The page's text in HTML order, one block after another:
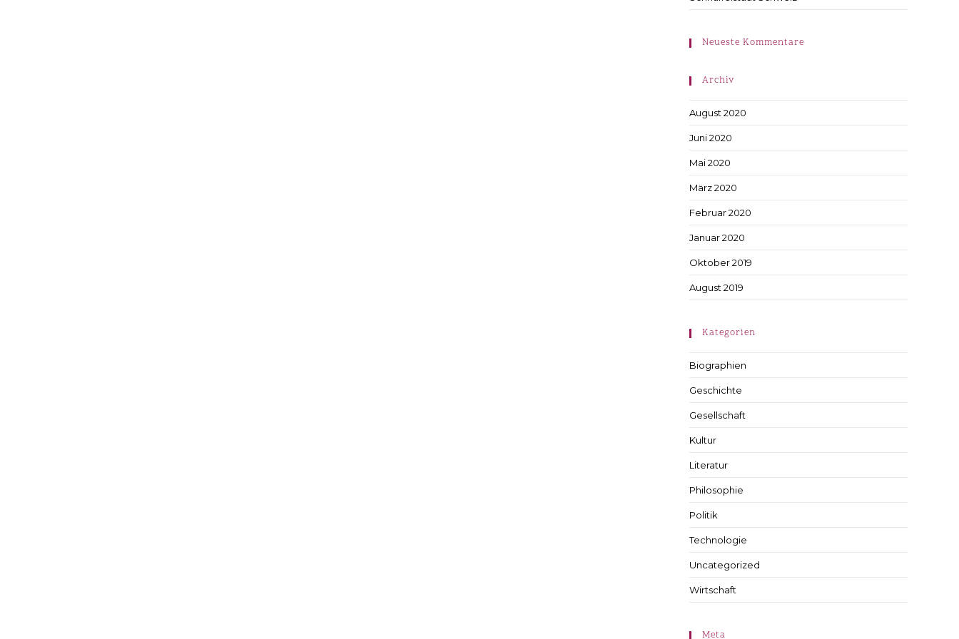
Neueste Kommentare
Archiv
August 2020
Juni 2020
Mai 2020
März 2020
Februar 2020
Januar 2020
Oktober 2019
August 2019
Kategorien
Biographien
Geschichte
Gesellschaft
Kultur
Literatur
Philosophie
Politik
Technologie
Uncategorized
Wirtschaft
Meta